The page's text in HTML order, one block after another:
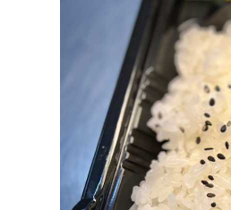
上下水道局
経営総務課
給排水業務課
水道整備課
下水道整備課